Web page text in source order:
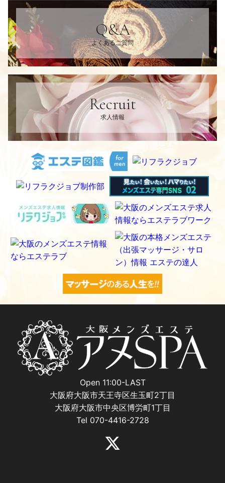
Q&A
よくあるご質問
Recruit
求人情報
Open 11:00-LAST
大阪府大阪市天王寺区生玉町2丁目
大阪府大阪市中央区博労町1丁目
Tel 070-4416-2728